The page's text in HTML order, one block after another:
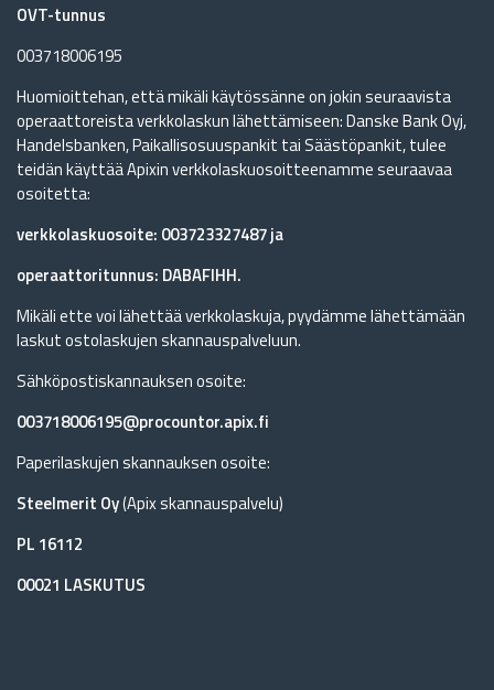
OVT-tunnus
003718006195
Huomioittehan, että mikäli käytössänne on jokin seuraavista
operaattoreista verkkolaskun lähettämiseen: Danske Bank Oyj,
Handelsbanken, Paikallisosuuspankit tai Säästöpankit, tulee
teidän käyttää Apixin verkkolaskuosoitteenamme seuraavaa
osoitetta:
verkkolaskuosoite: 003723327487 ja
operaattoritunnus: DABAFIHH.
Mikäli ette voi lähettää verkkolaskuja, pyydämme lähettämään
laskut ostolaskujen skannauspalveluun.
Sähköpostiskannauksen osoite:
003718006195@procountor.apix.fi
Paperilaskujen skannauksen osoite:
Steelmerit Oy(Apix skannauspalvelu)
PL 16112
00021 LASKUTUS